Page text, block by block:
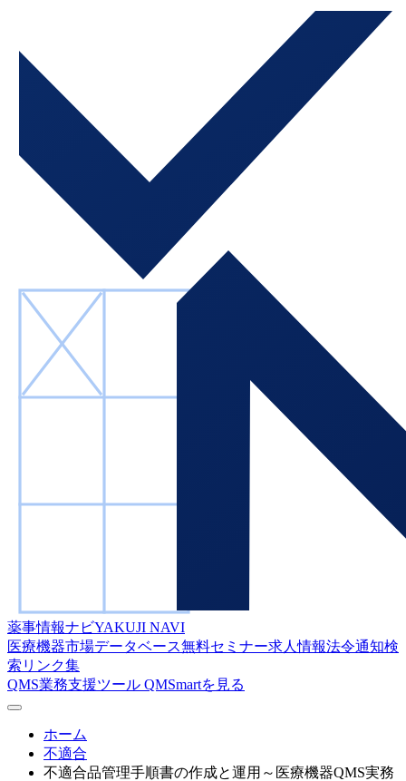
薬事情報ナビYAKUJI NAVI
医療機器市場データベース無料セミナー求人情報法令通知検
索 リンク集
QMS業務支援ツール QMSmartを見る
ホーム
不適合
不適合品管理手順書の作成と運用～医療機器QMS実務